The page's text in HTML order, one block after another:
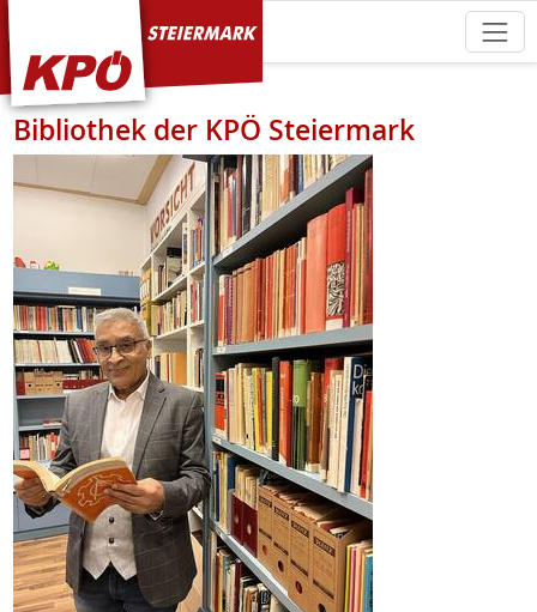
KPÖ Steiermark
Bibliothek der KPÖ Steiermark